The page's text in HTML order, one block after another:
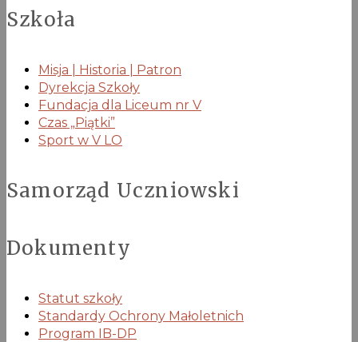
Szkoła
Misja | Historia | Patron
Dyrekcja Szkoły
Fundacja dla Liceum nr V
Czas „Piątki”
Sport w V LO
Samorząd Uczniowski
Dokumenty
Statut szkoły
Standardy Ochrony Małoletnich
Program IB-DP